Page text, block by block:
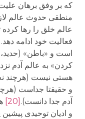
که بر وفق برهان
منطقی حدوث عالم
عالم خلق را رها
فعالیت خود ادامه دهد.
هستی نیست (هرچند نه
و حقیقتا جداست
آدم جدا دانست). [20]
و ادیان توحیدی